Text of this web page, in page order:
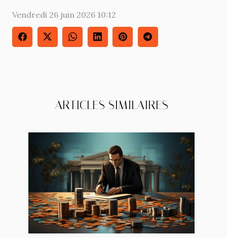
Vendredi 26 juin 2026 10:12
ARTICLES SIMILAIRES